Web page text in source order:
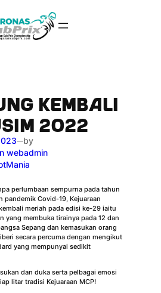
KEMBALI
2022
—by
webadmin
perlumbaan sempurna pada tahun
pandemik Covid-19, Kejuaraan
meriah pada edisi ke-29 iaitu
yang membuka tirainya pada 12 dan
Sepang dan kemasukan orang
secara percuma dengan mengikut
yang mempunyai sedikit
dan duka serta pelbagai emosi
litar tradisi Kejuaraan MCP!